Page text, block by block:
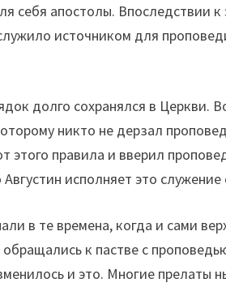
себя апостолы. Впоследствии
источником для
долго сохранялся в Церкви.
никто не дерзал
этого правила и вверил
исполняет это
в те времена, когда и сами
к пастве с
и это. Многие прелаты